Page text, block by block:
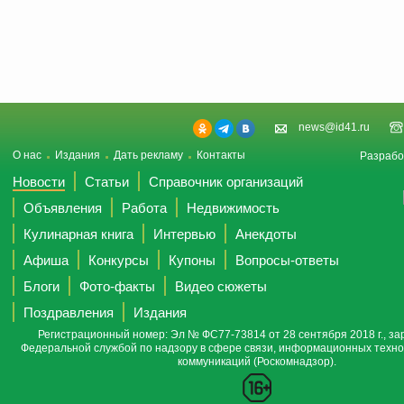
news@id41.ru
О нас Издания Дать рекламу Контакты
Новости Статьи
Справочник организаций
Объявления
Работа
Недвижимость
Кулинарная книга
Интервью
Анекдоты
Афиша
Конкурсы Купоны
Вопросы-ответы
Блоги
Фото-факты
Видео сюжеты
Поздравления
Издания
Регистрационный номер: Эл № ФС77-73814 от 28 сентября 2018 г.,
Федеральной службой по надзору в сфере связи, информационных
коммуникаций (Роскомнадзор).